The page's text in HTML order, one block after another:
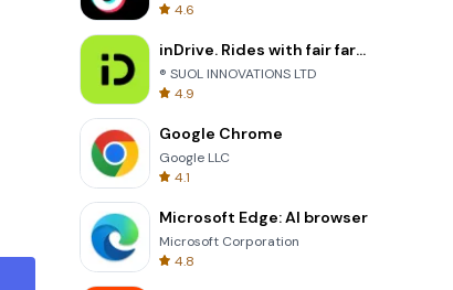
4.6
inDrive. Rides with fair fares
® SUOL INNOVATIONS LTD
4.9
Google Chrome
Google LLC
4.1
Microsoft Edge: AI browser
Microsoft Corporation
4.8